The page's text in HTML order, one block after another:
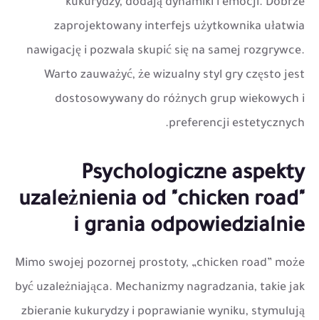
kukurydzy, dodają dynamiki i emocji. Dobrze
zaprojektowany interfejs użytkownika ułatwia
nawigację i pozwala skupić się na samej rozgrywce.
Warto zauważyć, że wizualny styl gry często jest
dostosowywany do różnych grup wiekowych i
preferencji estetycznych.
Psychologiczne aspekty
uzależnienia od "chicken road"
i grania odpowiedzialnie
Mimo swojej pozornej prostoty, „chicken road” może
być uzależniająca. Mechanizmy nagradzania, takie jak
zbieranie kukurydzy i poprawianie wyniku, stymulują